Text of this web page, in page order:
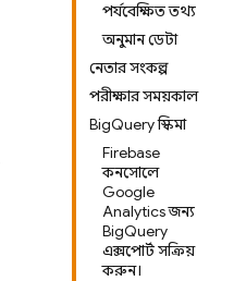
পর্যবেক্ষিত তথ্য
অনুমান ডেটা
নেতার সংকল্প
পরীক্ষার সময়কাল
BigQuery স্কিমা
Firebase
কনসোলে
Google
Analytics জন্য
BigQuery
এক্সপোর্ট সক্রিয়
করুন।